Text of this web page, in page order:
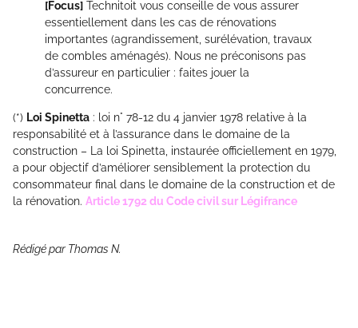
[Focus] Technitoit vous conseille de vous assurer
essentiellement dans les cas de rénovations
importantes (agrandissement, surélévation, travaux
de combles aménagés). Nous ne préconisons pas
d’assureur en particulier : faites jouer la
concurrence.
(*) Loi Spinetta : loi n° 78-12 du 4 janvier 1978 relative à la
responsabilité et à l’assurance dans le domaine de la
construction – La loi Spinetta, instaurée officiellement en 1979,
a pour objectif d’améliorer sensiblement la protection du
consommateur final dans le domaine de la construction et de
la rénovation. Article 1792 du Code civil sur Légifrance
Rédigé par Thomas N.